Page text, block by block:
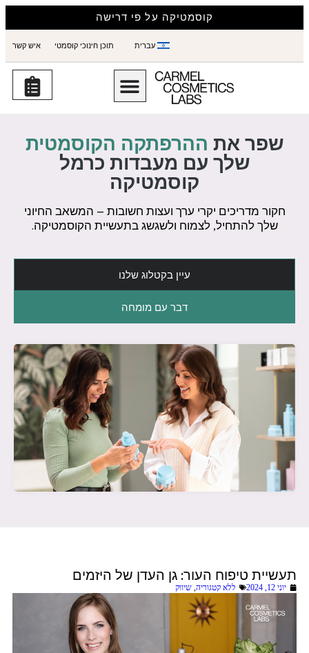
קוסמטיקה על פי דרישה
עברית תוכן חינוכי קוסמטי איש קשר
שפר את ההרפתקה הקוסמטית
שלך עם מעבדות כרמל
קוסמטיקה
חקור מדריכים יקרי ערך ועצות חשובות – המשאב החיוני
שלך להתחיל, לצמוח ולשגשג בתעשיית הקוסמטיקה.
עיין בקטלוג שלנו
דבר עם מומחה
תעשיית טיפוח העור: גן העדן של היזמים
יוני 12, 2024 ללא קטגוריה, שיווק